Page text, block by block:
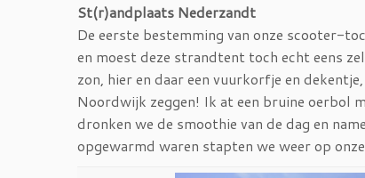
St(r)andplaats Nederzandt
De eerste bestemming van onze scooter-
en moest deze strandtent toch echt eens
zon, hier en daar een vuurkorfje en
Noordwijk zeggen! Ik at een bruine oerbol
dronken we de smoothie van de dag en
opgewarmd waren stapten we weer op